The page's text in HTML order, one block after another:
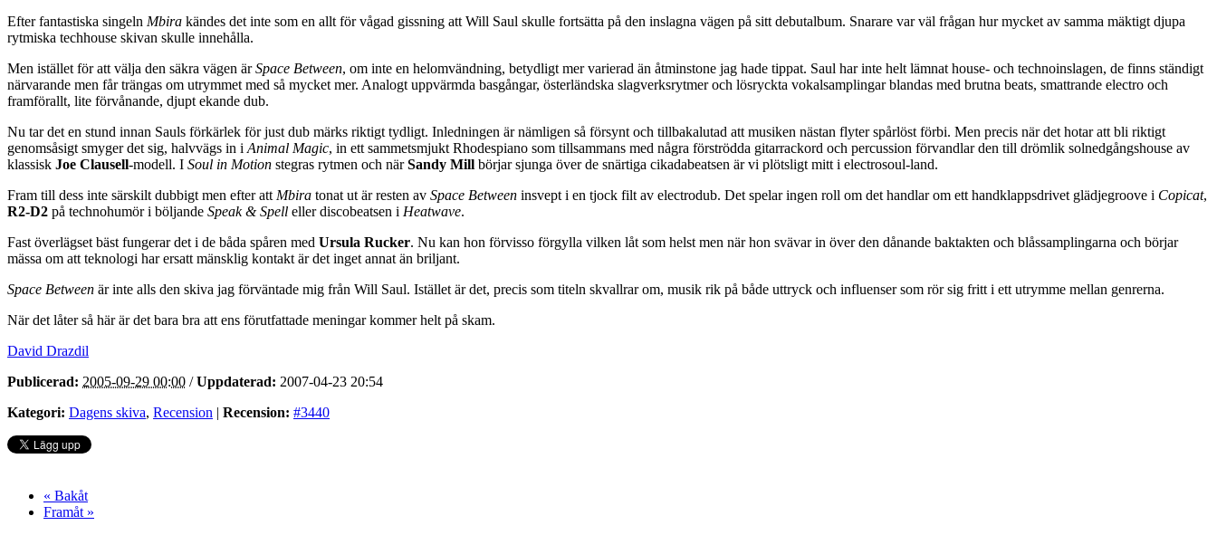
Efter fantastiska singeln Mbira kändes det inte som en allt för vågad gissning att Will Saul skulle fortsätta på den inslagna vägen på sitt debutalbum. Snarare var väl frågan hur mycket av samma mäktigt djupa
rytmiska techhouse skivan skulle innehålla.
Men istället för att välja den säkra vägen ärSpace Between, om inte en helomvändning, betydligt mer varierad än åtminstone jag hade tippat. Saul har inte helt lämnat house- och technoinslagen, de finns ständigt
närvarande men får trängas om utrymmet med så mycket mer. Analogt uppvärmda basgångar, österländska slagverksrytmer och lösryckta vokalsamplingar blandas med brutna beats, smattrande electro och
framförallt, lite förvånande, djupt ekande dub.
Nu tar det en stund innan Sauls förkärlek för just dub märks riktigt tydligt. Inledningen är nämligen så försynt och tillbakalutad att musiken nästan flyter spårlöst förbi. Men precis när det hotar att bli riktigt
genomsåsigt smyger det sig, halvvägs in iAnimal Magic, in ett sammetsmjukt Rhodespiano som tillsammans med några förströdda gitarrackord och percussion förvandlar den till drömlik solnedgångshouse av
klassisk Joe Clausell-modell. I Soul in Motion stegras rytmen och närSandy Mill börjar sjunga över de snärtiga cikadabeatsen är vi plötsligt mitt i electrosoul-land.
Fram till dess inte särskilt dubbigt men efter attMbira tonat ut är resten av Space Between insvept i en tjock filt av electrodub. Det spelar ingen roll om det handlar om ett handklappsdrivet glädjegroove i Copicat,
R2-D2 på technohumör i böljande Speak & Spell eller discobeatsen i Heatwave.
Fast överlägset bäst fungerar det i de båda spåren med Ursula Rucker. Nu kan hon förvisso förgylla vilken låt som helst men när hon svävar in över den dånande baktakten och blåssamplingarna och börjar
mässa om att teknologi har ersatt mänsklig kontakt är det inget annat än briljant.
Space Between är inte alls den skiva jag förväntade mig från Will Saul. Istället är det, precis som titeln skvallrar om, musik rik på både uttryck och influenser som rör sig fritt i ett utrymme mellan genrerna.
När det låter så här är det bara bra att ens förutfattade meningar kommer helt på skam.
David Drazdil
Publicerad: 2005-09-29 00:00 /Uppdaterad: 2007-04-23 20:54
Kategori: Dagens skiva, Recension | Recension: #3440
« Bakåt
Framåt »